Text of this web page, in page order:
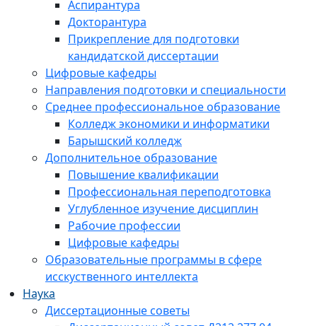
Аспирантура
Докторантура
Прикрепление для подготовки
кандидатской диссертации
Цифровые кафедры
Направления подготовки и специальности
Среднее профессиональное образование
Колледж экономики и информатики
Барышский колледж
Дополнительное образование
Повышение квалификации
Профессиональная переподготовка
Углубленное изучение дисциплин
Рабочие профессии
Цифровые кафедры
Образовательные программы в сфере
исскуственного интеллекта
Наука
Диссертационные советы